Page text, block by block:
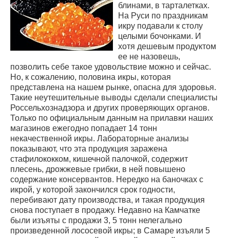
блинами, в тарталетках.
На Руси по праздникам
икру подавали к столу
целыми бочонками. И
хотя дешевым продуктом
ее не назовешь,
позволить себе такое удовольствие можно и сейчас.
Но, к сожалению, половина икры, которая
представлена на нашем рынке, опасна для здоровья.
Такие неутешительные выводы сделали специалисты
Россельхознадзора и других проверяющих органов.
Только по официальным данным на прилавки наших
магазинов ежегодно попадает 14 тонн
некачественной икры. Лабораторные анализы
показывают, что эта продукция заражена
стафилококком, кишечной палочкой, содержит
плесень, дрожжевые грибки, в ней повышено
содержание консервантов. Нередко на баночках с
икрой, у которой закончился срок годности,
перебивают дату производства, и такая продукция
снова поступает в продажу. Недавно на Камчатке
были изъяты с продажи 3, 5 тонн нелегально
произведенной лососевой икры; в Самаре изъяли 5